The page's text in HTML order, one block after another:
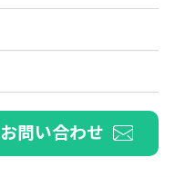
お問い合わせ